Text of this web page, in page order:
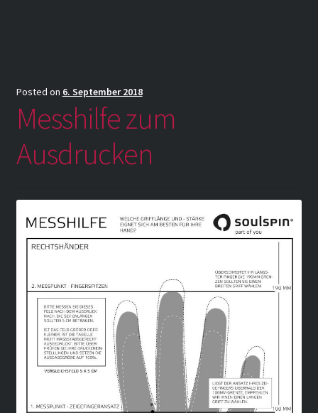
Posted on 6. September 2018
Messhilfe zum
Ausdrucken